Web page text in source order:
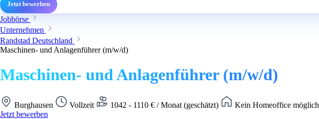
Jetzt bewerben
Jobbörse
Unternehmen
Randstad Deutschland
Maschinen- und Anlagenführer (m/w/d)
Maschinen- und Anlagenführer (m/w/d)
Burghausen Vollzeit 1042 - 1110 € / Monat (geschätzt)
Kein Homeoffice möglich
Jetzt bewerben